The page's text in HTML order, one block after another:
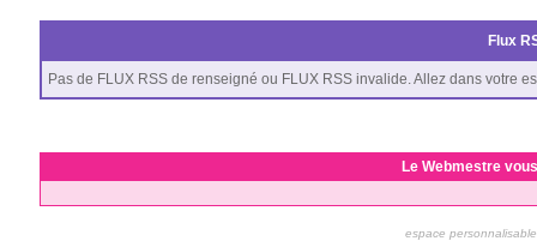
Flux
Pas de FLUX RSS de renseigné ou FLUX RSS invalide. Allez dans votre
Le Webmestre
espace